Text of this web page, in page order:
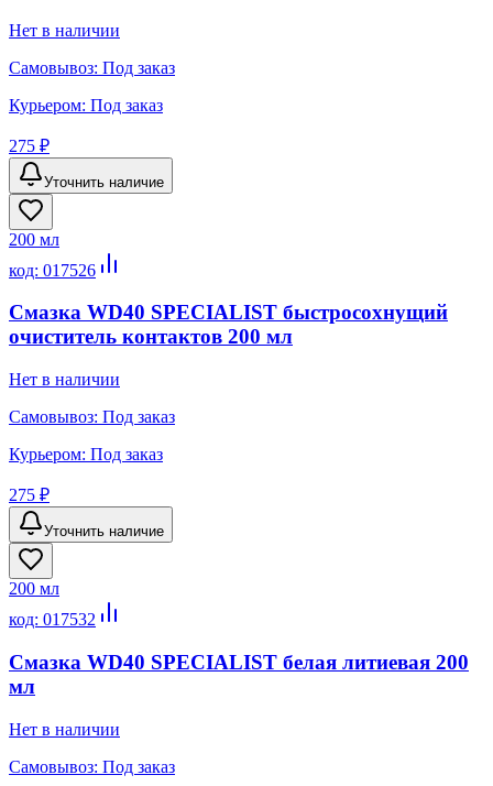
Нет в наличии
Самовывоз: Под заказ
Курьером: Под заказ
275 ₽
Уточнить наличие
200 мл
код: 017526
Смазка WD40 SPECIALIST быстросохнущий
очиститель контактов 200 мл
Нет в наличии
Самовывоз: Под заказ
Курьером: Под заказ
275 ₽
Уточнить наличие
200 мл
код: 017532
Смазка WD40 SPECIALIST белая литиевая 200
мл
Нет в наличии
Самовывоз: Под заказ